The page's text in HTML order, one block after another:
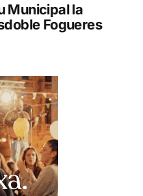
Municipal la
Fogueres